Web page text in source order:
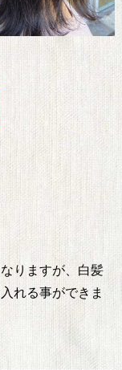
りますが、白髪
れる事ができま